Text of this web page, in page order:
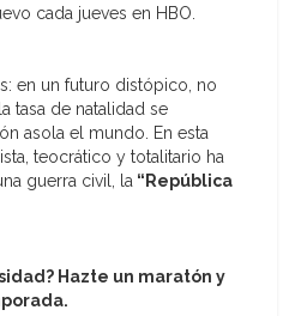
cada jueves en HBO.
en un futuro distópico, no
tasa de natalidad se
asola el mundo. En esta
teocrático y totalitario ha
guerra civil, la “República
Hazte un maratón y